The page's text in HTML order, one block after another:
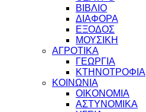
ΒΙΒΛΙΟ
ΔΙΑΦΟΡΑ
ΕΞΟΔΟΣ
ΜΟΥΣΙΚΗ
ΑΓΡΟΤΙΚΑ
ΓΕΩΡΓΙΑ
ΚΤΗΝΟΤΡΟΦΙΑ
ΚΟΙΝΩΝΙΑ
ΟΙΚΟΝΟΜΙΑ
ΑΣΤΥΝΟΜΙΚΑ